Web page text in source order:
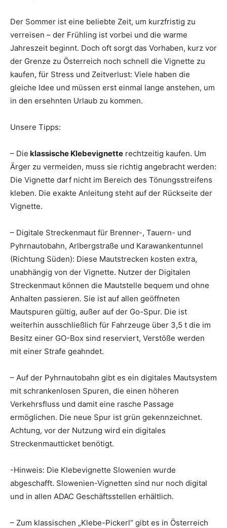
Der Sommer ist eine beliebte Zeit, um kurzfristig zu
verreisen – der Frühling ist vorbei und die warme
Jahreszeit beginnt. Doch oft sorgt das Vorhaben, kurz vor
der Grenze zu Österreich noch schnell die Vignette zu
kaufen, für Stress und Zeitverlust: Viele haben die
gleiche Idee und müssen erst einmal lange anstehen, um
in den ersehnten Urlaub zu kommen.
Unsere Tipps:
– Die klassische Klebevignette rechtzeitig kaufen. Um
Ärger zu vermeiden, muss sie richtig angebracht werden:
Die Vignette darf nicht im Bereich des Tönungsstreifens
kleben. Die exakte Anleitung steht auf der Rückseite der
Vignette.
– Digitale Streckenmaut für Brenner-, Tauern- und
Pyhrnautobahn, Arlbergstraße und Karawankentunnel
(Richtung Süden): Diese Mautstrecken kosten extra,
unabhängig von der Vignette. Nutzer der Digitalen
Streckenmaut können die Mautstelle bequem und ohne
Anhalten passieren. Sie ist auf allen geöffneten
Mautspuren gültig, außer auf der Go-Spur. Die ist
weiterhin ausschließlich für Fahrzeuge über 3,5 t die im
Besitz einer GO-Box sind reserviert, Verstöße werden
mit einer Strafe geahndet.
– Auf der Pyhrnautobahn gibt es ein digitales Mautsystem
mit schrankenlosen Spuren, die einen höheren
Verkehrsfluss und damit eine rasche Passage
ermöglichen. Die neue Spur ist grün gekennzeichnet.
Achtung, vor der Nutzung wird ein digitales
Streckenmautticket benötigt.
-Hinweis: Die Klebevignette Slowenien wurde
abgeschafft. Slowenien-Vignetten sind nur noch digital
und in allen ADAC Geschäftsstellen erhältlich.
– Zum klassischen „Klebe-Pickerl“ gibt es in Österreich